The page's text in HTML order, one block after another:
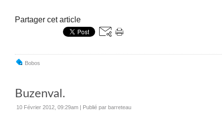
Partager cet article
Bobos
Buzenval.
10 Février 2012, 09:29am | Publié par barreteau